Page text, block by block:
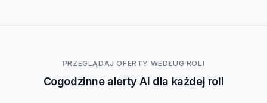
PRZEGLĄDAJ OFERTY WEDŁUG ROLI
Cogodzinne alerty AI dla każdej roli